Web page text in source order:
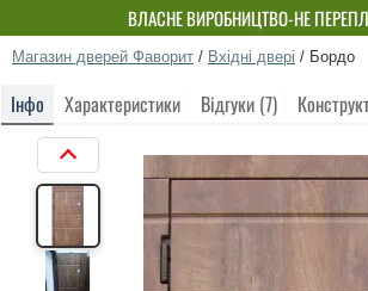
ВЛАСНЕ ВИРОБНИЦТВО-НЕ
Магазин дверей Фаворит / Вхідні двері / Бордо
Інфо Характеристики Відгуки (7)